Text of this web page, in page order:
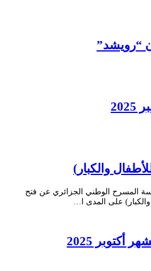
“رويشد”
والكبار)
المسرح الوطني الجزائري عن فتح
على المدى ا…
2025